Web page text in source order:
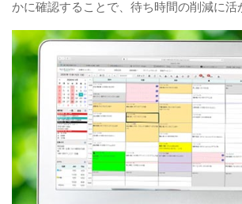
かに確認することで、待ち時間の削減に活